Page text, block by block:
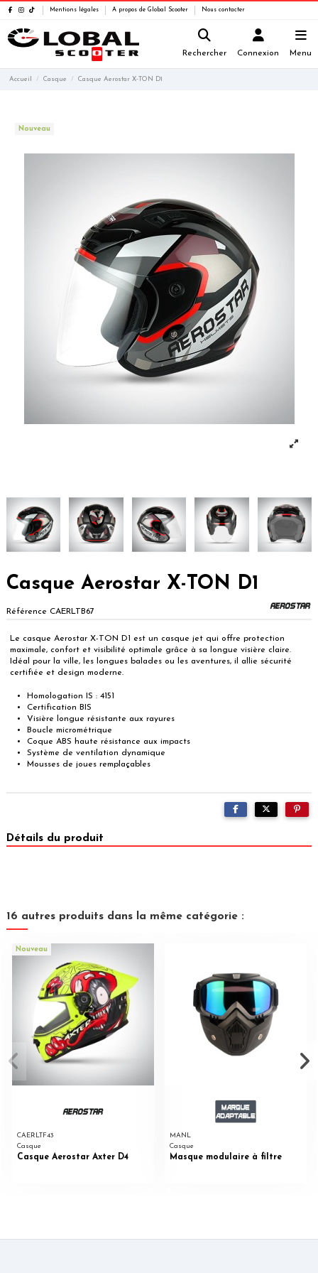
Mentions légales A propos de Global Scooter Nous contacter
Rechercher Connexion Menu
Accueil Casque Casque Aerostar X-TON D1
Nouveau
Casque Aerostar X-TON D1
Référence CAERLTB67
Le casque Aerostar X-TON D1 est un casque jet qui offre protection
maximale, confort et visibilité optimale grâce à sa longue visière claire.
Idéal pour la ville, les longues balades ou les aventures, il allie sécurité
certifiée et design moderne.
Homologation IS : 4151
Certification BIS
Visière longue résistante aux rayures
Boucle micrométrique
Coque ABS haute résistance aux impacts
Système de ventilation dynamique
Mousses de joues remplaçables
Détails du produit
16 autres produits dans la même catégorie :
Nouveau
CAERLTF43
Casque
Casque Aerostar Axter D4
MANL
Casque
Masque modulaire à filtre